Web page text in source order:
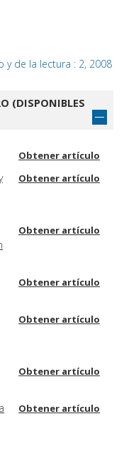
y de la lectura : 2, 2008
(DISPONIBLES
Obtener artículo
Obtener artículo
Obtener artículo
Obtener artículo
Obtener artículo
Obtener artículo
Obtener artículo